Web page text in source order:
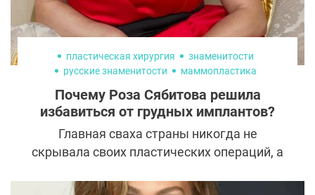
пластическая хирургия
знаменитости
русские знаменитости
маммопластика
Почему Роза Сябитова решила
избавиться от грудных имплантов?
Главная сваха страны никогда не
скрывала своих пластических операций, а
недавно Роза Сябитова сделала внезапное